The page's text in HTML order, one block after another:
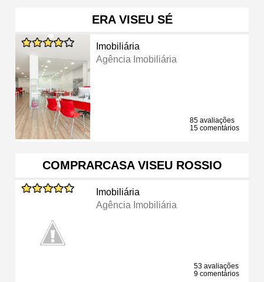
ERA VISEU SÉ
Imobiliária
Agência Imobiliária
85 avaliações
15 comentários
COMPRARCASA VISEU ROSSIO
Imobiliária
Agência Imobiliária
53 avaliações
9 comentários